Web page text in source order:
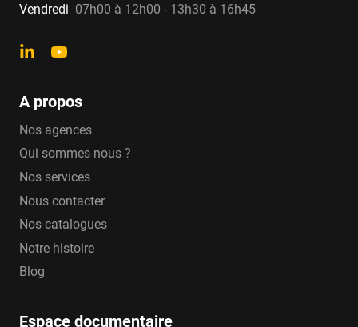
Vendredi 07h00 à 12h00 - 13h30 à 16h45
A propos
Nos agences
Qui sommes-nous ?
Nos services
Nous contacter
Nos catalogues
Notre histoire
Blog
Espace documentaire